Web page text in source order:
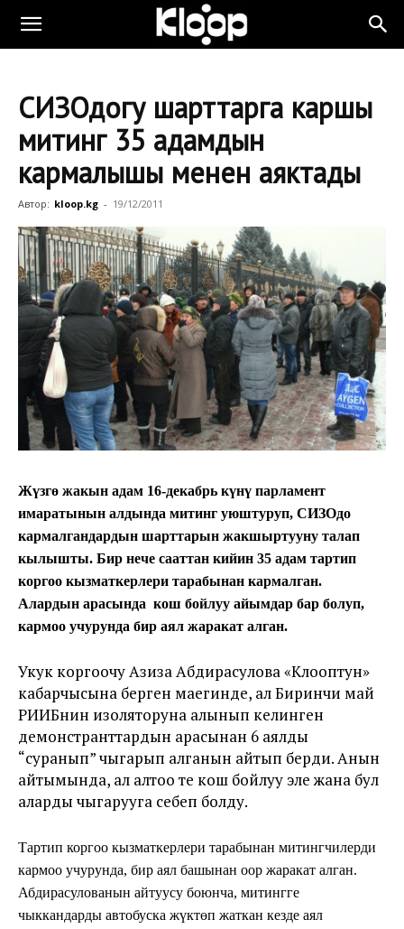
СИЗОдогу шарттарга каршы
митинг 35 адамдын
кармалышы менен аяктады
Автор: kloop.kg - 19/12/2011
Жүзгө жакын адам 16-декабрь күнү парламент
имаратынын алдында митинг уюштуруп, СИЗОдо
кармалгандардын шарттарын жакшыртууну талап
кылышты. Бир нече сааттан кийин 35 адам тартип
коргоо кызматкерлери тарабынан кармалган.
Алардын арасында кош бойлуу айымдар бар болуп,
кармоо учурунда бир аял жаракат алган.
Укук коргоочу Азиза Абдирасулова «Клооптун»
кабарчысына берген маегинде, ал Биринчи май
РИИБнин изоляторуна алынып келинген
демонстранттардын арасынан 6 аялды
“суранып” чыгарып алганын айтып берди. Анын
айтымында, ал алтоо тең кош бойлуу эле жана бул
аларды чыгарууга себеп болду.
Тартип коргоо кызматкерлери тарабынан митингчилерди
кармоо учурунда, бир аял башынан оор жаракат алган.
Абдирасулованын айтуусу боюнча, митингге
чыккандарды автобуска жүктөп жаткан кезде аял